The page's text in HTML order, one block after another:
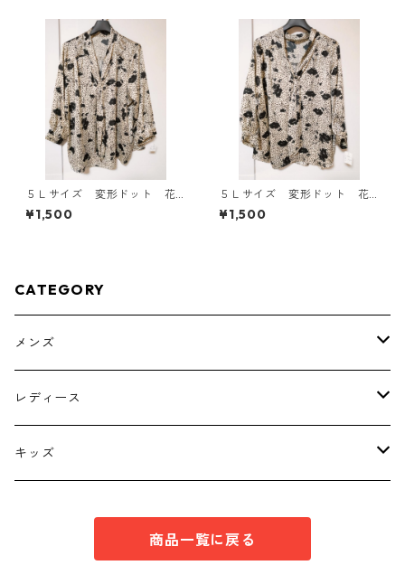
５Ｌサイズ 変形ドット 花
柄 ボウタイブラウス オフ
ホワイト KAE-4761
¥1,500
５Ｌサイズ 変形ドット 花
柄 ボウタイブラウス オフ
ホワイト KAE-4765
¥1,500
CATEGORY
メンズ
トップス
ボトムス
レディース
トップス
キッズ
商品一覧に戻る